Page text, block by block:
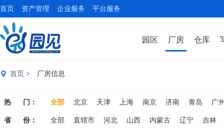
首页 资产管理 企业服务 平台服务
园区 厂房 仓库
首页 > 厂房信息
热 门： 全部 北京 天津 上海 南京 济南 青岛 广
省 份： 全部 直辖市 河北 山西 内蒙古 辽宁 吉林